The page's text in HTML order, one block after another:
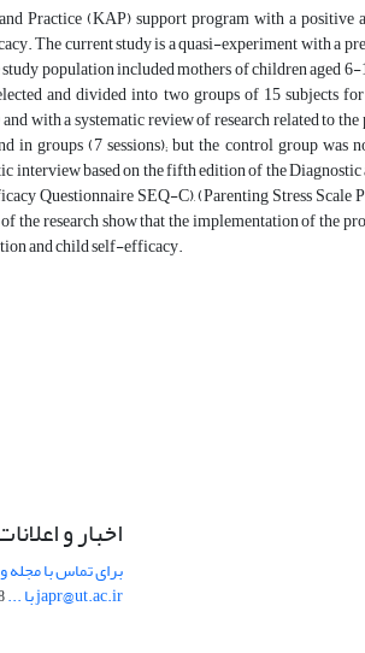
Practice (KAP) support program with a
The current study is a quasi-experiment with a
population included mothers of children aged
and divided into two groups of 15 subjects
with a systematic review of research related to
in groups (7 sessions); but the control group was
interview based on the fifth edition of the
Questionnaire SEQ-C), (Parenting Stress Scale
the research show that the implementation of the
and child self-efficacy.
اخبار و
برای تماس با مجله
japr@ut.ac.ir با ...